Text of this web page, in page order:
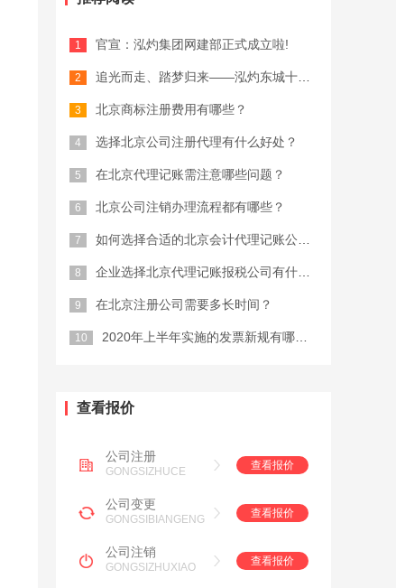
官宣：泓灼集团网建部正式成立啦!
追光而走、踏梦归来——泓灼东城十渡游
北京商标注册费用有哪些？
选择北京公司注册代理有什么好处？
在北京代理记账需注意哪些问题？
北京公司注销办理流程都有哪些？
如何选择合适的北京会计代理记账公司？
企业选择北京代理记账报税公司有什么优...
在北京注册公司需要多长时间？
2020年上半年实施的发票新规有哪些...
查看报价
公司注册
GONGSIZHUCE
查看报价
公司变更
GONGSIBIANGENG
查看报价
公司注销
GONGSIZHUXIAO
查看报价